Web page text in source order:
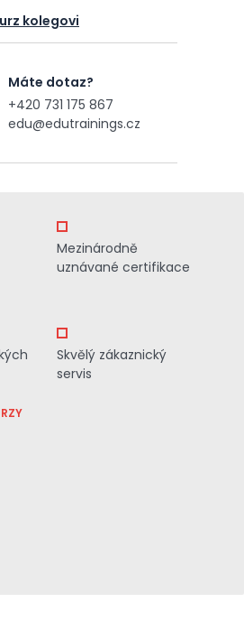
kolegovi
Máte dotaz?
+420 731 175 867
edu@edutrainings.cz
Mezinárodně
uznávané certifikace
Skvělý zákaznický
servis